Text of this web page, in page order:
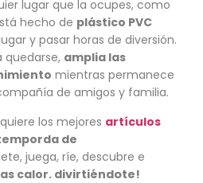
lugar que la ocupes, como
hecho de plástico PVC
y pasar horas de diversión.
quedarse, amplia las
mientras permanece
de amigos y familia.
los mejores artículos
de
, juega, ríe, descubre e
calor.divirtiéndote!